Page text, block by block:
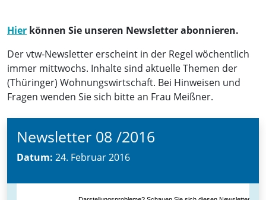
Hier können Sie unseren Newsletter abonnieren.
Der vtw-Newsletter erscheint in der Regel wöchentlich
immer mittwochs. Inhalte sind aktuelle Themen der
(Thüringer) Wohnungswirtschaft. Bei Hinweisen und
Fragen wenden Sie sich bitte an Frau Meißner.
Newsletter 08 /2016
Datum: 24. Februar 2016